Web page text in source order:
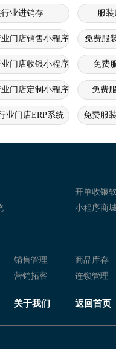
业进销存 服
门店销售小程序 免费服
门店收银小程序 免费
门店定制小程序 免费
业门店ERP系统 免费服
门店ERP管理系统 免
门店客户管理系统
业门店开单软件 免费服
门店收银系统软件
门店会员管理app
开单收银
小程序商
销售管理 商品库存
营销拓客 连锁管理
关于我们 返回首页